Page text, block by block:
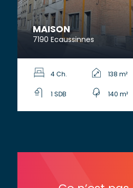
MAISON
7190 Ecaussinnes
4 Ch. 138 m²
1 SDB 140 m²